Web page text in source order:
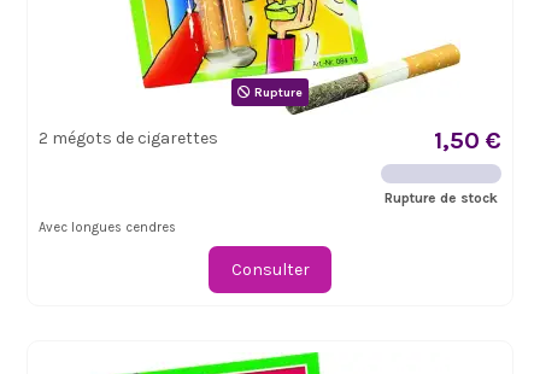
Rupture
2 mégots de cigarettes 1,50 €
Rupture de stock
Avec longues cendres
Consulter